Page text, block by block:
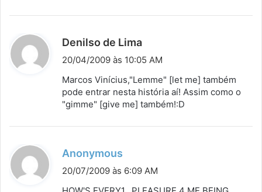
Denilso de Lima
i
s
e
20/04/2009 às 10:05 AM
Marcos Vinícius,"Lemme" [let me] também
pode entrar nesta história aí! Assim como o
"gimme" [give me] também!:D
Anonymous
i
20/07/2009 às 6:09 AM